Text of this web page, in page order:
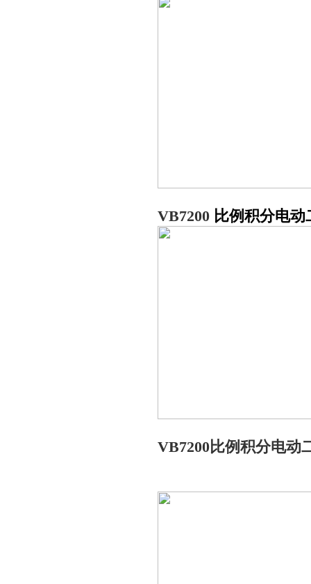
VB7200 比例积分电
VB7200比例积分电动